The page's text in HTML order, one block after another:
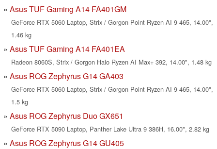
Asus TUF Gaming A14 FA401GM
GeForce RTX 5060 Laptop, Strix / Gorgon Point Ryzen AI 9 465, 14.00",
1.46 kg
Asus TUF Gaming A14 FA401EA
Radeon 8060S, Strix / Gorgon Halo Ryzen AI Max+ 392, 14.00", 1.48 kg
Asus ROG Zephyrus G14 GA403
GeForce RTX 5060 Laptop, Strix / Gorgon Point Ryzen AI 9 465, 14.00",
1.5 kg
Asus ROG Zephyrus Duo GX651
GeForce RTX 5090 Laptop, Panther Lake Ultra 9 386H, 16.00", 2.82 kg
Asus ROG Zephyrus G14 GU405